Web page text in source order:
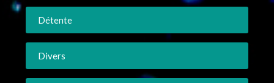
Détente
Divers